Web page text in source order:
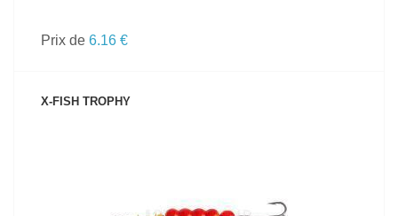
Prix de 6.16 €
X-FISH TROPHY